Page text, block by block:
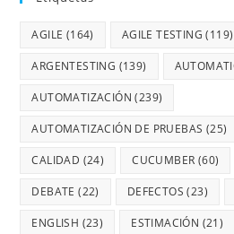
AGILE (164) AGILE TESTING (119)
ARGENTESTING (139)
AUTOMATIZACIÓN (239)
AUTOMATIZACIÓN DE PRUEBAS (25)
CALIDAD (24) CUCUMBER (60)
DEBATE (22) DEFECTOS (23)
ENGLISH (23) ESTIMACIÓN (21)